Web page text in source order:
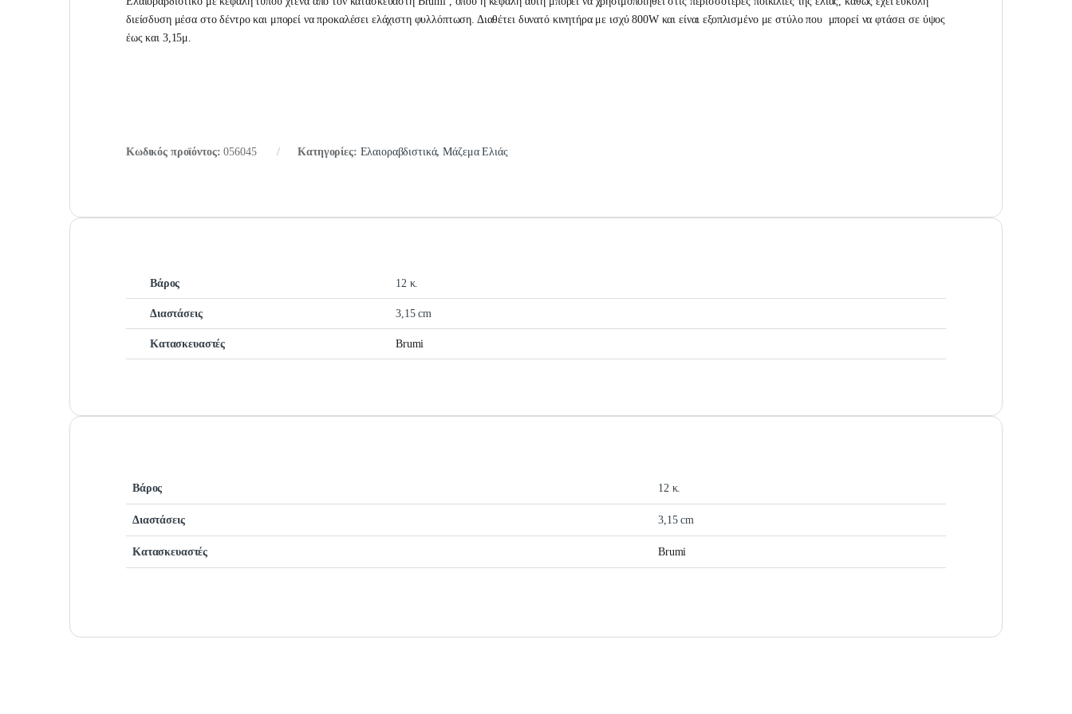
διείσδυση μέσα στο δέντρο και μπορεί να προκαλέσει ελάχιστη φυλλόπτωση. Διαθέτει δυνατό κινητήρα με ισχύ 800W και είναι εξοπλισμένο με στύλο που μπορεί να φτάσει σε ύψος
έως και 3,15μ.
Κωδικός προϊόντος:056045 Κατηγορίες: Ελαιοραβδιστικά,Μάζεμα Ελιάς
Βάρος 12 κ.
Διαστάσεις 3,15 cm
Κατασκευαστές Brumi
Βάρος 12 κ.
Διαστάσεις 3,15 cm
Κατασκευαστές Brumi